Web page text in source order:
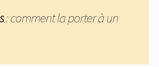
: comment la porter à un